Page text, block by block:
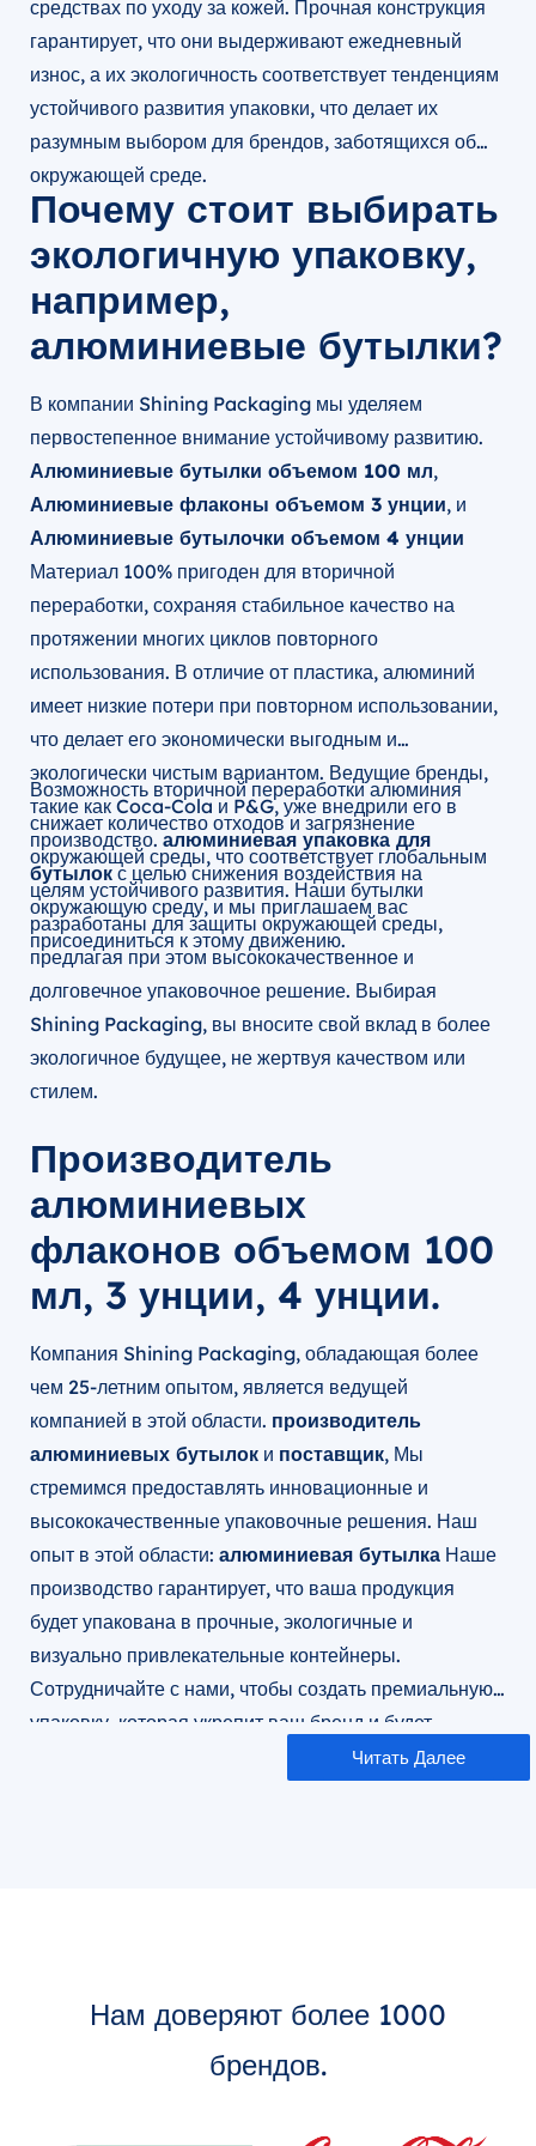
средствах по уходу за кожей. Прочная конструкция
гарантирует, что они выдерживают ежедневный
износ, а их экологичность соответствует тенденциям
устойчивого развития упаковки, что делает их
разумным выбором для брендов, заботящихся об
окружающей среде.
Почему стоит выбирать
экологичную упаковку,
например,
алюминиевые бутылки?
В компании Shining Packaging мы уделяем
первостепенное внимание устойчивому развитию.
Алюминиевые бутылки объемом 100 мл,
Алюминиевые флаконы объемом 3 унции, и
Алюминиевые бутылочки объемом 4 унции
Материал 100% пригоден для вторичной
переработки, сохраняя стабильное качество на
протяжении многих циклов повторного
использования. В отличие от пластика, алюминий
имеет низкие потери при повторном использовании,
что делает его экономически выгодным и
экологически чистым вариантом. Ведущие бренды,
такие как Coca-Cola и P&G, уже внедрили его в
производство. алюминиевая упаковка для
бутылок с целью снижения воздействия на
окружающую среду, и мы приглашаем вас
присоединиться к этому движению.
Возможность вторичной переработки алюминия
снижает количество отходов и загрязнение
окружающей среды, что соответствует глобальным
целям устойчивого развития. Наши бутылки
разработаны для защиты окружающей среды,
предлагая при этом высококачественное и
долговечное упаковочное решение. Выбирая
Shining Packaging, вы вносите свой вклад в более
экологичное будущее, не жертвуя качеством или
стилем.
Производитель
алюминиевых
флаконов объемом 100
мл, 3 унции, 4 унции.
Компания Shining Packaging, обладающая более
чем 25-летним опытом, является ведущей
компанией в этой области. производитель
алюминиевых бутылок и поставщик, Мы
стремимся предоставлять инновационные и
высококачественные упаковочные решения. Наш
опыт в этой области: алюминиевая бутылка Наше
производство гарантирует, что ваша продукция
будет упакована в прочные, экологичные и
визуально привлекательные контейнеры.
Сотрудничайте с нами, чтобы создать премиальную
упаковку, которая укрепит ваш бренд и будет
способствовать устойчивому развитию.Читать Далее
Нам доверяют более 1000
брендов.